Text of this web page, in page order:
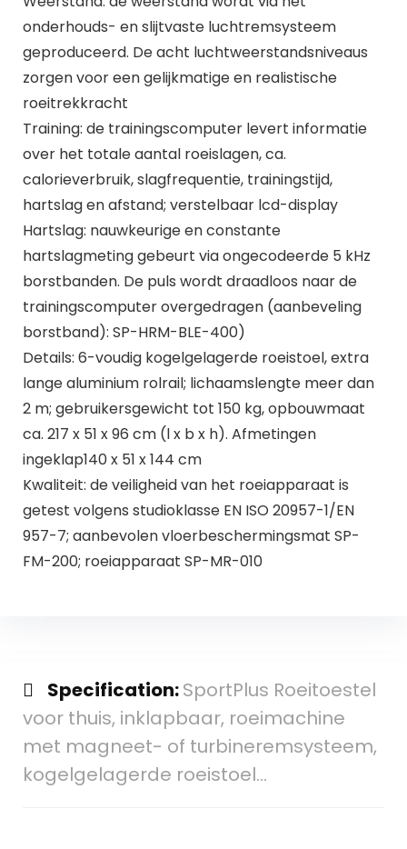
onderhouds- en slijtvaste luchtremsysteem
geproduceerd. De acht luchtweerstandsniveaus
zorgen voor een gelijkmatige en realistische
roeitrekkracht
Training: de trainingscomputer levert informatie
over het totale aantal roeislagen, ca.
calorieverbruik, slagfrequentie, trainingstijd,
hartslag en afstand; verstelbaar lcd-display
Hartslag: nauwkeurige en constante
hartslagmeting gebeurt via ongecodeerde 5 kHz
borstbanden. De puls wordt draadloos naar de
trainingscomputer overgedragen (aanbeveling
borstband): SP-HRM-BLE-400)
Details: 6-voudig kogelgelagerde roeistoel, extra
lange aluminium rolrail; lichaamslengte meer dan
2 m; gebruikersgewicht tot 150 kg, opbouwmaat
ca. 217 x 51 x 96 cm (l x b x h). Afmetingen
ingeklap140 x 51 x 144 cm
Kwaliteit: de veiligheid van het roeiapparaat is
getest volgens studioklasse EN ISO 20957-1/EN
957-7; aanbevolen vloerbeschermingsmat SP-
FM-200; roeiapparaat SP-MR-010
Specification:SportPlus Roeitoestel
voor thuis, inklapbaar, roeimachine
met magneet- of turbineremsysteem,
kogelgelagerde roeistoel…